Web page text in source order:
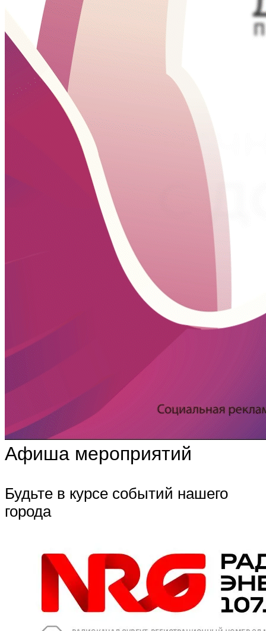
Афиша мероприятий
Будьте в курсе событий нашего
города